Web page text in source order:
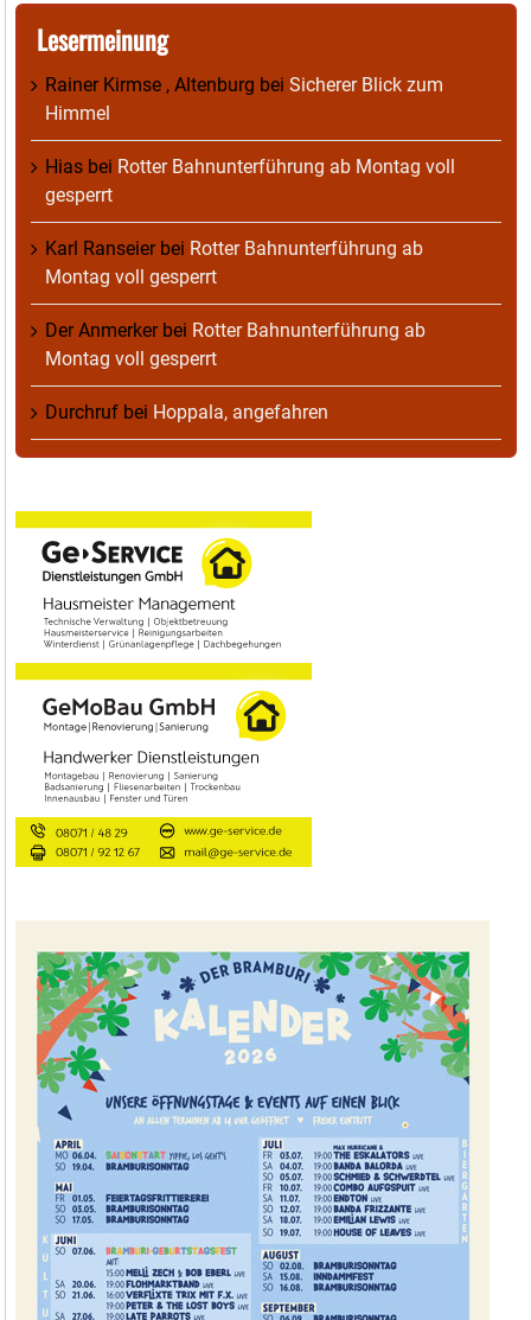
Lesermeinung
Rainer Kirmse , Altenburg bei Sicherer Blick zum
Himmel
Hias bei Rotter Bahnunterführung ab Montag voll
gesperrt
Karl Ranseierbei Rotter Bahnunterführung ab
Montag voll gesperrt
Der Anmerkerbei Rotter Bahnunterführung ab
Montag voll gesperrt
Durchruf bei Hoppala, angefahren